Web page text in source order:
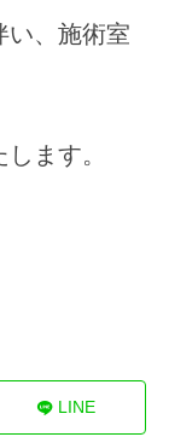
い、施術室
ます。
LINE